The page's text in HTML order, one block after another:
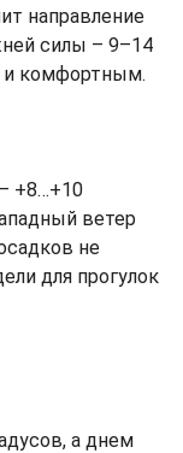
направление
силы – 9–14
комфортным.
+8…+10
ветер
не
для прогулок
а днем